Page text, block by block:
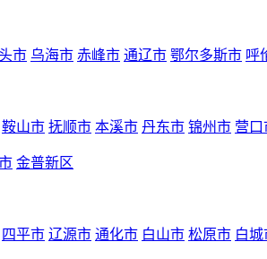
市 乌海市 赤峰市 通辽市 鄂尔多斯市 呼
鞍山市 抚顺市 本溪市 丹东市 锦州市 营口
金普新区
四平市 辽源市 通化市 白山市 松原市 白城